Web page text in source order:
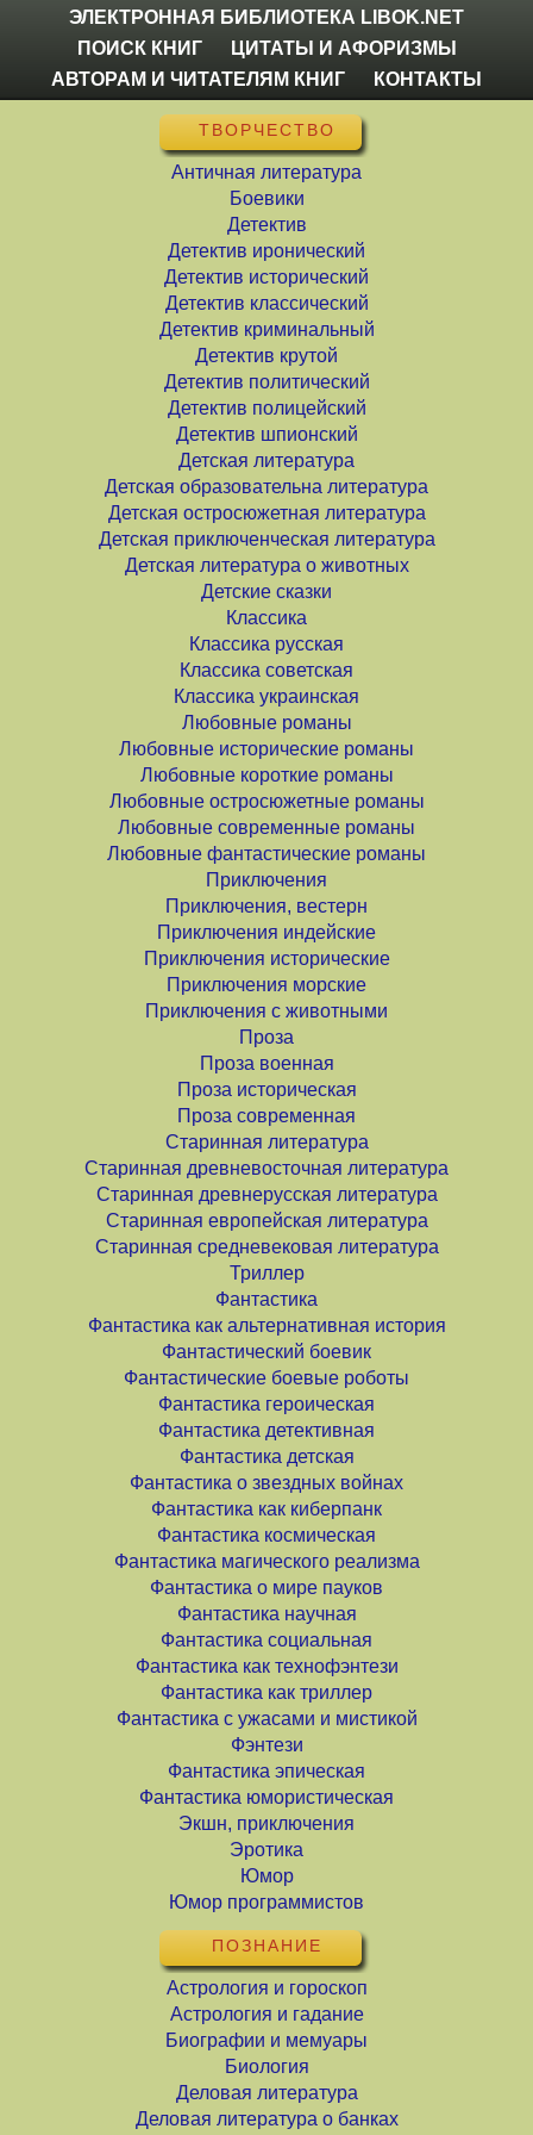
ЭЛЕКТРОННАЯ БИБЛИОТЕКА LIBOK.NET
ПОИСК КНИГ
ЦИТАТЫ И АФОРИЗМЫ
АВТОРАМ И ЧИТАТЕЛЯМ КНИГ
КОНТАКТЫ
ТВОРЧЕСТВО
Античная литература
Боевики
Детектив
Детектив иронический
Детектив исторический
Детектив классический
Детектив криминальный
Детектив крутой
Детектив политический
Детектив полицейский
Детектив шпионский
Детская литература
Детская образовательна литература
Детская остросюжетная литература
Детская приключенческая литература
Детская литература о животных
Детские сказки
Классика
Классика русская
Классика советская
Классика украинская
Любовные романы
Любовные исторические романы
Любовные короткие романы
Любовные остросюжетные романы
Любовные современные романы
Любовные фантастические романы
Приключения
Приключения, вестерн
Приключения индейские
Приключения исторические
Приключения морские
Приключения с животными
Проза
Проза военная
Проза историческая
Проза современная
Старинная литература
Старинная древневосточная литература
Старинная древнерусская литература
Старинная европейская литература
Старинная средневековая литература
Триллер
Фантастика
Фантастика как альтернативная история
Фантастический боевик
Фантастические боевые роботы
Фантастика героическая
Фантастика детективная
Фантастика детская
Фантастика о звездных войнах
Фантастика как киберпанк
Фантастика космическая
Фантастика магического реализма
Фантастика о мире пауков
Фантастика научная
Фантастика социальная
Фантастика как технофэнтези
Фантастика как триллер
Фантастика с ужасами и мистикой
Фэнтези
Фантастика эпическая
Фантастика юмористическая
Экшн, приключения
Эротика
Юмор
Юмор программистов
ПОЗНАНИЕ
Астрология и гороскоп
Астрология и гадание
Биографии и мемуары
Биология
Деловая литература
Деловая литература о банках